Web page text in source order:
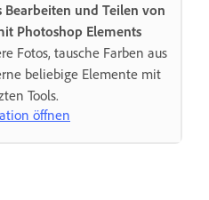
Bearbeiten und Teilen von
Photoshop Elements
Fotos, tausche Farben aus
beliebige Elemente mit
Tools.
öffnen